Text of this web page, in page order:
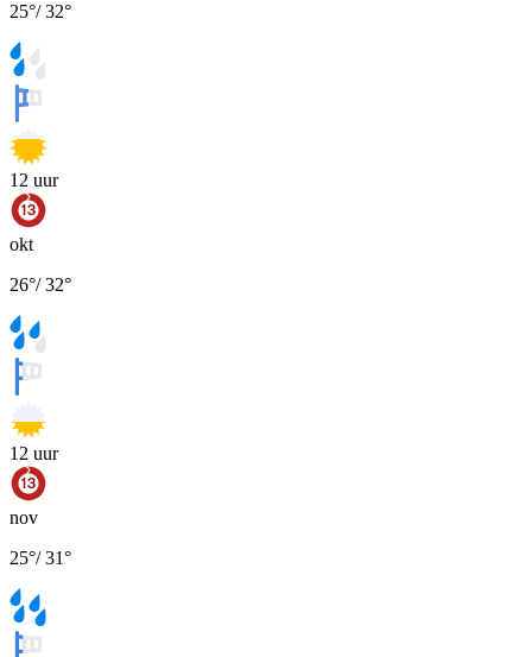
25°/32°
12 uur
okt
26°/32°
12 uur
nov
25°/31°